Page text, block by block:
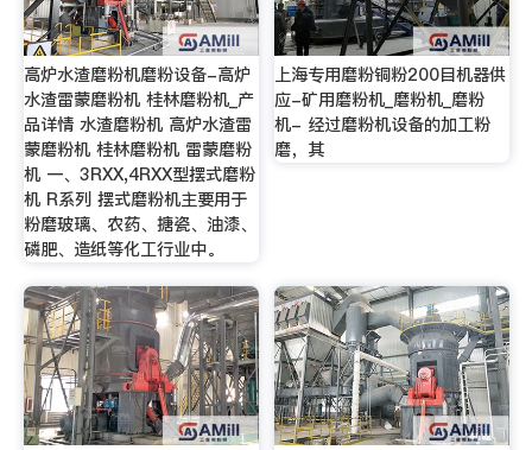
高炉水渣磨粉机磨粉设备-高炉
水渣雷蒙磨粉机 桂林磨粉机_产
品详情 水渣磨粉机 高炉水渣雷
蒙磨粉机 桂林磨粉机 雷蒙磨粉
机 一、3RXX,4RXX型摆式磨粉
机 R系列 摆式磨粉机主要用于
粉磨玻璃、农药、搪瓷、油漆、
磷肥、造纸等化工行业中。
上海专用磨粉铜粉200目机器供
应-矿用磨粉机_磨粉机_磨粉
机- 经过磨粉机设备的加工粉
磨，其